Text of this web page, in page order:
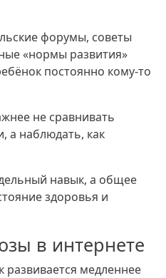
форумы, советы
«нормы развития»
постоянно кому-то
не сравнивать
а наблюдать, как
навык, а общее
здоровья и
в интернете
развивается медленнее